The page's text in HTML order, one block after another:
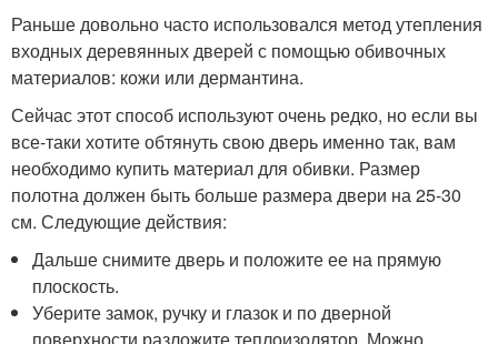
Раньше довольно часто использовался метод утепления
входных деревянных дверей с помощью обивочных
материалов: кожи или дермантина.
Сейчас этот способ используют очень редко, но если вы
все-таки хотите обтянуть свою дверь именно так, вам
необходимо купить материал для обивки. Размер
полотна должен быть больше размера двери на 25-30
см. Следующие действия:
Дальше снимите дверь и положите ее на прямую
плоскость.
Уберите замок, ручку и глазок и по дверной